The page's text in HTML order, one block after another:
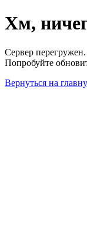
Хм,
Сервер перегружен.
Попробуйте
Вернуться на